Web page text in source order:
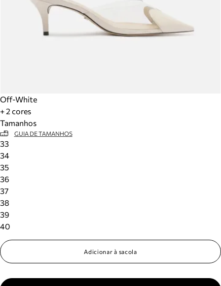
Off-White
+ 2 cores
Tamanhos
GUIA DE TAMANHOS
33
34
35
36
37
38
39
40
Adicionar à sacola